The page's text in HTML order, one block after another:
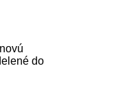
do